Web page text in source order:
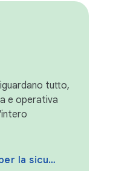
tutto,
e operativa
sicurezza